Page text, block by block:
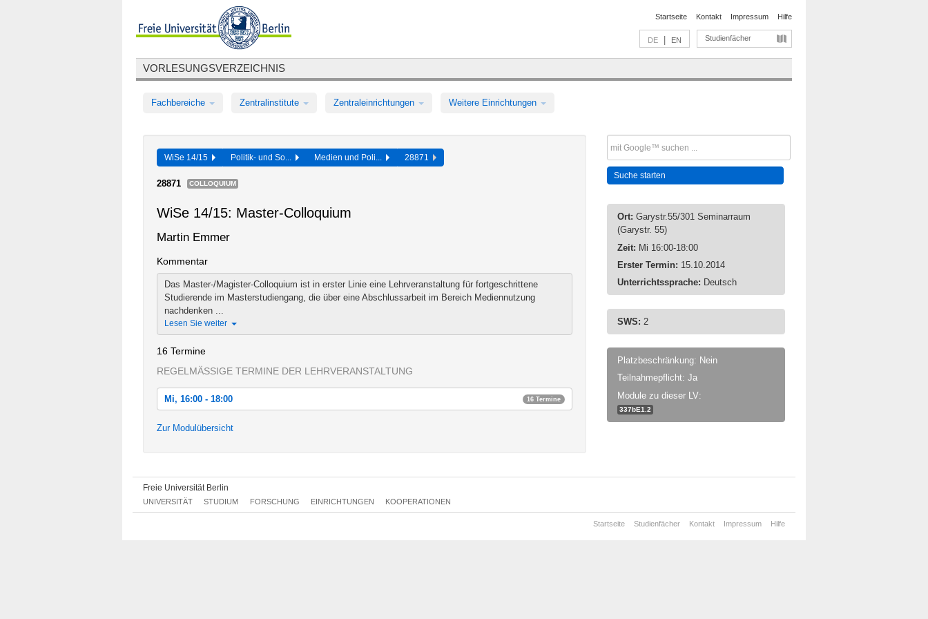
Startseite Kontakt Impressum Hilfe
DE EN Studienfächer
VORLESUNGSVERZEICHNIS
Fachbereiche Zentralinstitute Zentraleinrichtungen Weitere Einrichtungen
WiSe 14/15 Politik- und So... Medien und Poli... 28871
28871 COLLOQUIUM
WiSe 14/15: Master-Colloquium
Martin Emmer
Kommentar
Das Master-/Magister-Colloquium ist in erster Linie eine Lehrveranstaltung für fortgeschrittene
Studierende im Masterstudiengang, die über eine Abschlussarbeit im Bereich Mediennutzung
nachdenken ...
Lesen Sie weiter
16 Termine
REGELMÄSSIGE TERMINE DER LEHRVERANSTALTUNG
Mi, 16:00 - 18:00 16 Termine
Mi, 15.10.2014 16:00 - 18:00
Mi, 05.11.2014 16:00 - 18:00
Mi, 12.11.2014 16:00 - 18:00
Zur Modulübersicht
Ort: Garystr.55/301 Seminarraum
(Garystr. 55)
Zeit: Mi 16:00-18:00
Erster Termin: 15.10.2014
Unterrichtssprache: Deutsch
SWS: 2
Platzbeschränkung: Nein
Teilnahmepflicht: Ja
Module zu dieser LV:
337bE1.2
Freie Universität Berlin
UNIVERSITÄT STUDIUM FORSCHUNG EINRICHTUNGEN KOOPERATIONEN
Startseite Studienfächer Kontakt Impressum Hilfe